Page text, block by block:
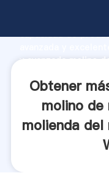
capacidad de
y avanzada molino
todos los clientes.
Obtener
molino de
molienda del